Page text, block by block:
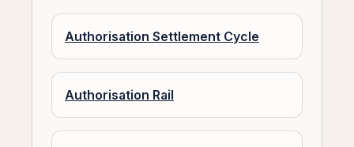
Authorisation Settlement Cycle
Authorisation Rail